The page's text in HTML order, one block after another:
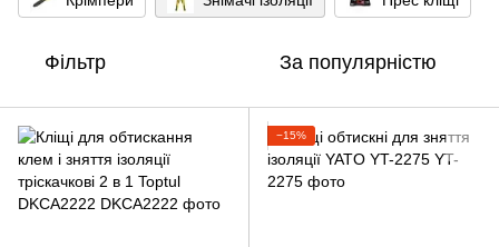
Фільтр За популярністю
−15%